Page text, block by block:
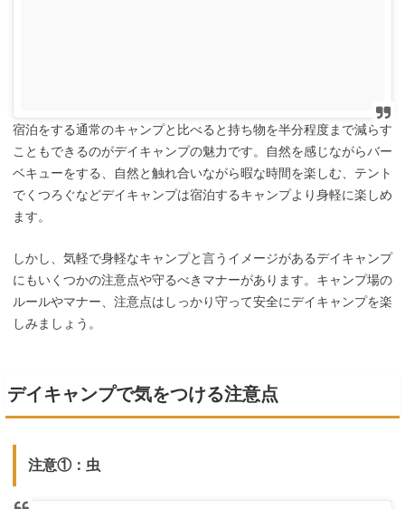
宿泊をする通常のキャンプと比べると持ち物を半分程度まで減らす
こともできるのがデイキャンプの魅力です。自然を感じながらバー
ベキューをする、自然と触れ合いながら暇な時間を楽しむ、テント
でくつろぐなどデイキャンプは宿泊するキャンプより身軽に楽しめ
ます。
しかし、気軽で身軽なキャンプと言うイメージがあるデイキャンプ
にもいくつかの注意点や守るべきマナーがあります。キャンプ場の
ルールやマナー、注意点はしっかり守って安全にデイキャンプを楽
しみましょう。
デイキャンプで気をつける注意点
注意①：虫